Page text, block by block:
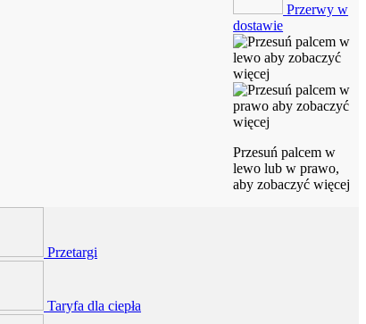
Przerwy w
dostawie
Przesuń palcem w
lewo lub w prawo,
aby zobaczyć więcej
Przetargi
Taryfa dla ciepła